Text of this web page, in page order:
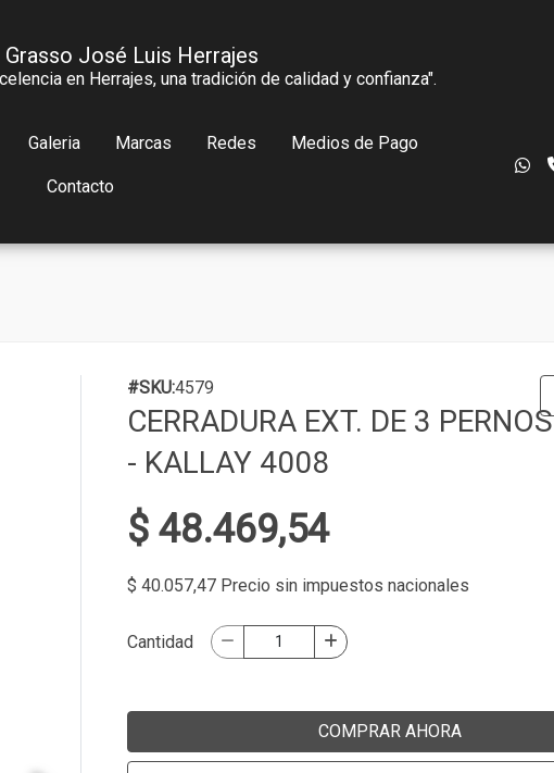
Grasso José Luis Herrajes
en Herrajes, una tradición de calidad y confianza".
Galeria Marcas Redes Medios de Pago
Contacto
#SKU:4579
CERRADURA EXT. DE 3 PERNOS
- KALLAY 4008
$ 48.469,54
$ 40.057,47 Precio sin impuestos nacionales
Cantidad
COMPRAR AHORA